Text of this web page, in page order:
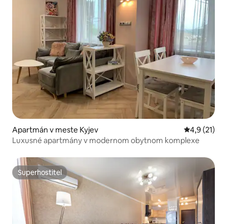
Apartmán v meste Kyjev Priemerné
4,9 (21)
Luxusné apartmány v modernom obytnom komplexe
Superhostiteľ
Superhostiteľ